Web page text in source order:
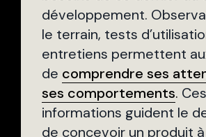
développement.
le terrain, tests
entretiens permettent
de comprendre ses
ses comportements. Ces
informations guident le
de concevoir un produit